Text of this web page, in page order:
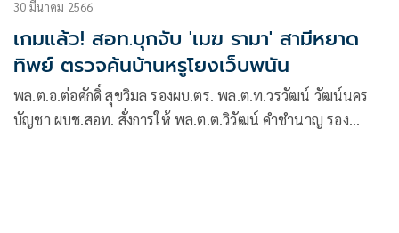
30 มีนาคม 2566
เกมแล้ว! สอท.บุกจับ 'เมฆ รามา' สามีหยาด
ทิพย์ ตรวจค้นบ้านหรูโยงเว็บพนัน
พล.ต.อ.ต่อศักดิ์ สุขวิมล รองผบ.ตร. พล.ต.ท.วรวัฒน์ วัฒน์นคร
บัญชา ผบช.สอท. สั่งการให้ พล.ต.ต.วิวัฒน์ คำชำนาญ รอง